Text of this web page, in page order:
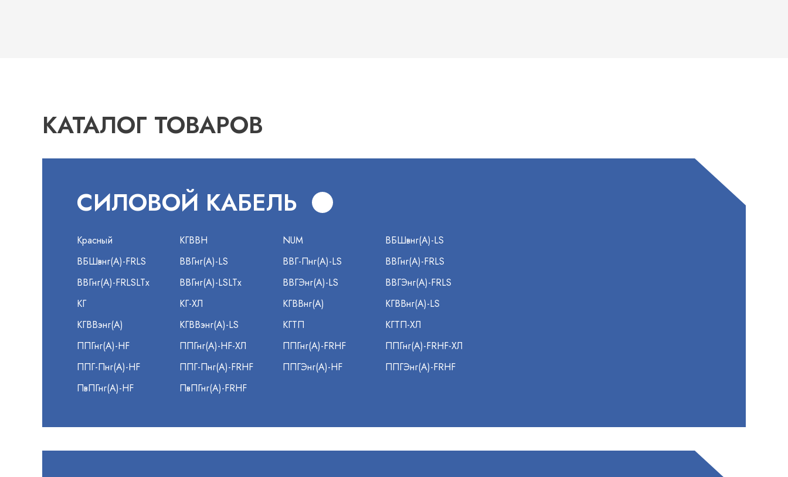
КАТАЛОГ ТОВАРОВ
СИЛОВОЙ КАБЕЛЬ
Красный КГВВН NUM
ВБШвнг(А)-LS
ВБШвнг(А)-FRLS
ВВГнг(А)-LS ВВГ-Пнг(А)-LS
ВВГнг(А)-FRLS
ВВГнг(А)-FRLSLTx
ВВГнг(А)-LSLTx ВВГЭнг(А)-LS
ВВГЭнг(А)-FRLS
КГ
КГ-ХЛ КГВВнг(А)
КГВВнг(А)-LS
КГВВэнг(А)
КГВВэнг(А)-LS КГТП
КГТП-ХЛ
ППГнг(А)-HF
ППГнг(А)-HF-ХЛ ППГнг(А)-FRHF
ППГнг(А)-FRHF-ХЛ
ППГ-Пнг(А)-HF
ППГ-Пнг(А)-FRHF ППГЭнг(А)-HF
ППГЭнг(А)-FRHF
ПвПГнг(А)-HF
ПвПГнг(А)-FRHF